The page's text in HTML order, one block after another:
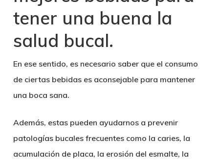
tener una buena la
salud bucal.
En ese sentido, es necesario saber que el consumo
de ciertas bebidas es aconsejable para mantener
una boca sana.
Además, estas pueden ayudarnos a prevenir
patologías bucales frecuentes como la caries, la
acumulación de placa, la erosión del esmalte, la